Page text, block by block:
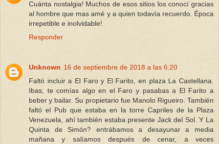
Cuánta nostalgia! Muchos de esos sitios los conocí gracias
al hombre que mas amé y a quien todavía recuerdo. Época
irrepetible e inolvidable!
Responder
Unknown 16 de septiembre de 2018 a las 6:20
Faltó incluir a El Faro y El Farito, en plaza La Castellana.
Ibas, te comías algo en el Faro y pasabas a El Farito a
beber y bailar. Su propietario fue Manolo Rigueiro. También
faltó el Pub que estaba en la torre Capriles de la Plaza
Venezuela, ahí también estaba presente Jack del Sol. Y La
Quinta de Simón? entrábamos a desayunar a media
mañana y salíamos después de cenar, a veces